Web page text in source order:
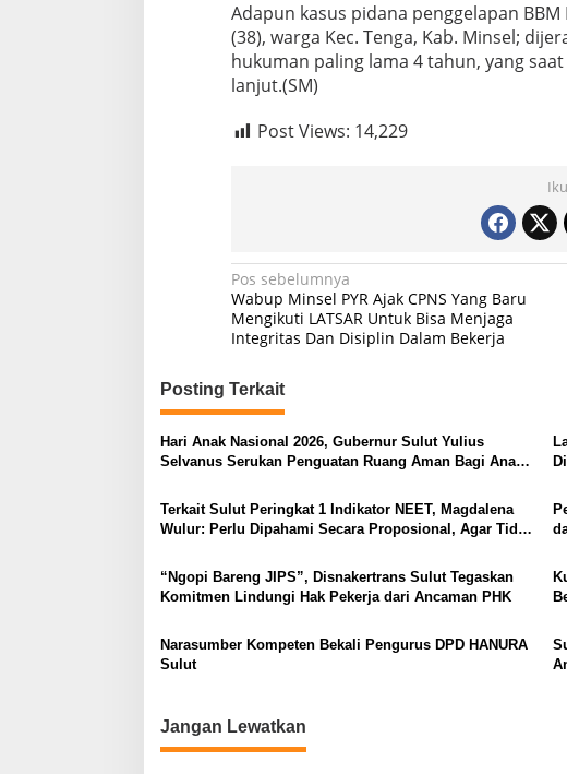
Adapun kasus pidana penggelapan
(38), warga Kec. Tenga, Kab. Minsel;
hukuman paling lama 4 tahun, yang
lanjut.(SM)
Post Views: 14,229
N
a
v
i
g
a
s
i
p
s
Pos sebelumnya
Wabup Minsel PYR Ajak CPNS Yang Baru
Mengikuti LATSAR Untuk Bisa Menjaga
Integritas Dan Disiplin Dalam Bekerja
Posting Terkait
Hari Anak Nasional 2026, Gubernur Sulut Yulius
Selvanus Serukan Penguatan Ruang Aman Bagi Anak,
Terkait Sulut Peringkat 1 Indikator NEET, Magdalena
Wulur: Perlu Dipahami Secara Proposional, Agar Tidak
“Ngopi Bareng JIPS”, Disnakertrans Sulut Tegaskan
Komitmen Lindungi Hak Pekerja dari Ancaman PHK
Narasumber Kompeten Bekali Pengurus DPD HANURA
Sulut
Jangan Lewatkan